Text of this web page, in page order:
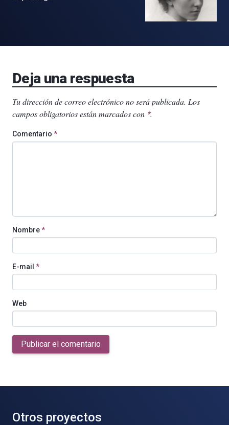
Deja una respuesta
Tu dirección de correo electrónico no será publicada. Los
campos obligatorios están marcados con *.
Comentario *
Nombre*
E-mail *
Web
Publicar el comentario
Otros proyectos